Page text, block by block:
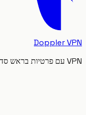
Doppler VPN
VPN עם פרטיות בראש סדר העדיפויות עם חסימת פרסומות מתקדמת וסינון תוכן.